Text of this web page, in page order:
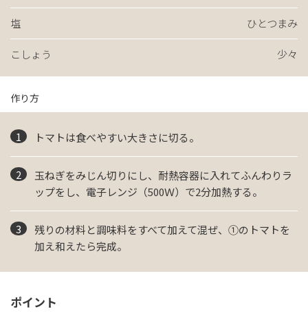
塩 ひとつまみ
こしょう 少々
作り方
トマトは食べやすい大きさに切る。
玉ねぎをみじん切りにし、耐熱容器に入れてふんわりラ
ップをし、電子レンジ（500Ｗ）で2分加熱する。
残りの材料と調味料をすべて加えて混ぜ、①のトマトを
加え和えたら完成。
ポイント